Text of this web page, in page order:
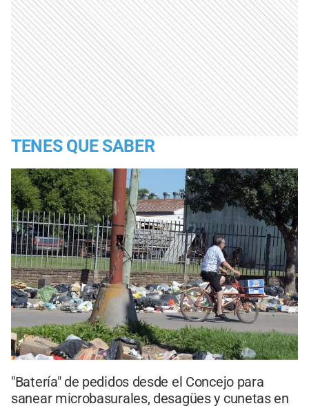
TENES QUE SABER
"Batería" de pedidos desde el Concejo para
sanear microbasurales, desagües y cunetas en